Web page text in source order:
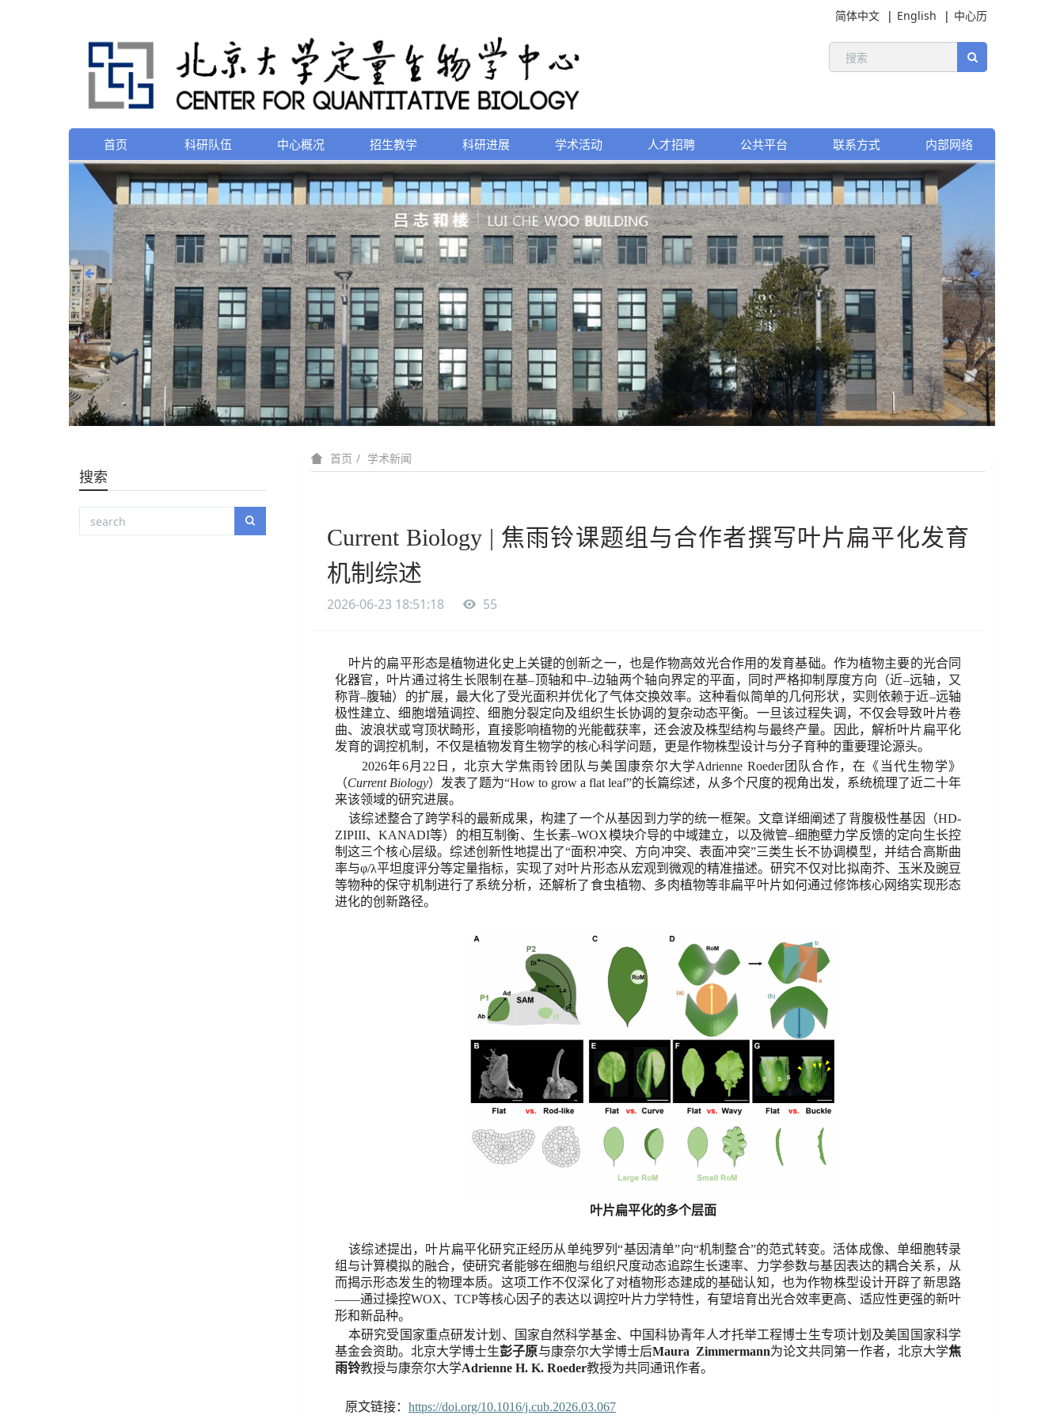
简体中文 English 中心历
首页 科研队伍 中心概况 招生教学 科研进展 学术活动 人才招聘 公共平台 联系方式 内部网络
首页 学术新闻
Current Biology | 焦雨铃课题组与合作者撰写叶片扁平化发育
机制综述
2026-06-23 18:51:18 55
叶片的扁平形态是植物进化史上关键的创新之一，也是作物高效光合作用的发育基础。作为植物主要的光合同
化器官，叶片通过将生长限制在基–顶轴和中–边轴两个轴向界定的平面 ，同时严格抑制厚度方向 （近–远轴，又
称背–腹轴） 的扩展，最大化了受光面积并优化了气体交换效率。这种看似简单的几何形状，实则依赖于近–远轴
极性建立、细胞增殖调控、细胞分裂定向及组织生长协调的复杂动态平衡。一旦该过程失调，不仅会导致叶片卷
曲、波浪状或穹顶状畸形，直接影响植物的光能截获率，还会波及株型结构与最终产量。因此，解析叶片扁平化
发育的调控机制，不仅是植物发育生物学的核心科学问题，更是作物株型设计与分子育种的重要理论源头。
2026年6月 22 日，北京大学焦雨铃 团队 与美国康奈尔大学Adrienne Roeder团队合作，在《 当代生物学》
（Current Biology） 发表了题为“How to grow a flat leaf”的长篇综述，从多个尺度的视角出发，系统梳理了近二十年
来该领域的研究进展。
该综述整合了跨学科的最新成果，构建了一个从基因到力学的统一框架。文章详细阐述了背腹极性基因（HD-
ZIPIII、KANADI等）的相互制衡、生长素–WOX模块介导的中域建立，以及微管–细胞壁力学反馈的定向生长控
制这三个核心层级。综述创新性地提出了“面积冲突、方向冲突、表面冲突”三类生长不协调模型，并结合高斯曲
率与φ/λ平坦度评分等定量指标，实现了对叶片形态从宏观到微观的精准描述。研究不仅对比拟南芥、玉米及豌豆
等物种的保守机制进行了系统分析，还解析了食虫植物、多肉植物等非扁平叶片如何通过修饰核心网络实现形态
进化的创新路径。
叶片扁平化的多个层面
该综述提出，叶片扁平化研究正经历从单纯罗列“基因清单”向“机制整合”的范式转变。活体成像、单细胞转录
组与计算模拟的融合，使研究者能够在细胞与组织尺度动态追踪生长速率、力学参数与基因表达的耦合关系，从
而揭示形态发生的物理本质。这项工作不仅深化了对植物形态建成的基础认知，也为作物株型设计开辟了新思路
——通过操控WOX、 TCP等核心因子的表达以调控叶片力学特性，有望培育出光合效率更高、适应性更强的新叶
形和新品种。
本研究受国家重点研发计划、国家自然科学基金、 中国科协青年人才托举工程博士生专项计划及美国国家科学
基金会资助。 北京大学博士生彭子原与康奈尔大学博士后Maura Zimmermann为论文共同第一作者， 北京大学焦
雨铃教授与康奈尔大学Adrienne H. K. Roeder教授为共同通讯作者。
原文链接： https://doi.org/10.1016/j.cub.2026.03.067
搜索